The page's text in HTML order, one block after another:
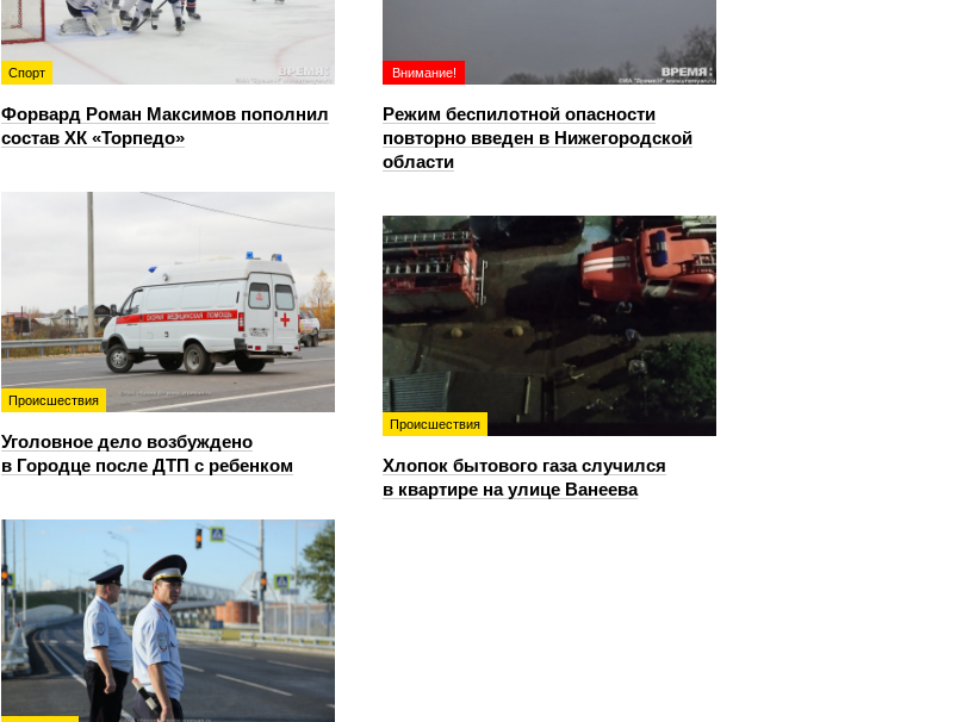
Спорт
Форвард Роман Максимов пополнил
состав ХК «Торпедо»
Внимание!
Режим беспилотной опасности
повторно введен в Нижегородской
области
Происшествия
Уголовное дело возбуждено
в Городце после ДТП с ребенком
Происшествия
Хлопок бытового газа случился
в квартире на улице Ванеева